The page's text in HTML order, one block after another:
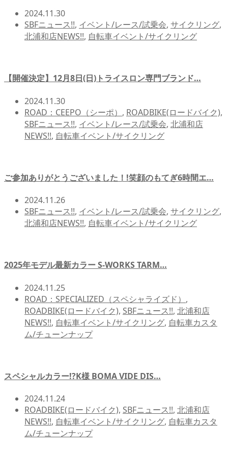
2024.11.30
SBFニュース!!, イベント/レース/試乗会, サイクリング,
北浦和店NEWS!!, 自転車イベント/サイクリング
【開催決定】12月8日(日)トライスロン専門ブランド…
2024.11.30
ROAD：CEEPO（シーポ） , ROADBIKE(ロードバイク),
SBFニュース!!, イベント/レース/試乗会, 北浦和店
NEWS!!, 自転車イベント/サイクリング
ご参加ありがとうございました！!笑顔のもてぎ6時間エ…
2024.11.26
SBFニュース!!, イベント/レース/試乗会, サイクリング,
北浦和店NEWS!!, 自転車イベント/サイクリング
2025年モデル最新カラー S-WORKS TARM…
2024.11.25
ROAD：SPECIALIZED（スペシャライズド） ,
ROADBIKE(ロードバイク), SBFニュース!!, 北浦和店
NEWS!!, 自転車イベント/サイクリング, 自転車カスタ
ム/チューンナップ
スペシャルカラー!?K様 BOMA VIDE DIS…
2024.11.24
ROADBIKE(ロードバイク), SBFニュース!!, 北浦和店
NEWS!!, 自転車イベント/サイクリング, 自転車カスタ
ム/チューンナップ